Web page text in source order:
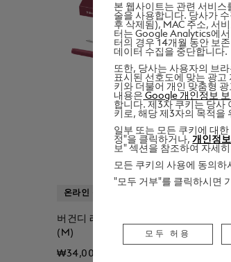
온라인 품절
버건디 레드 컬러의 볼펜 교체용 리필 2
(M)
₩34,000
본 웹사이트는 관련 서비스
술을 사용합니다. 당사가
후 삭제됨), MAC 주소, 서
터는 Google Analytics에서
터의 경우 14개월 동안 보
데이터 수집을 중단합니다.
또한, 당사는 사용자의 브
표시된 선호도에 맞는 광고
키와 더불어 개인 맞춤형
내용은 Google 개인정보
합니다. 제3자 쿠키는 당사
키로, 해당 제3자의 목적을
일부 또는 모든 쿠키에 대
정"을 클릭하거나,개인정
보" 섹션을 참조하여 자세
모든 쿠키의 사용에 동의
"모두 거부"를 클릭하시면
모두 허용